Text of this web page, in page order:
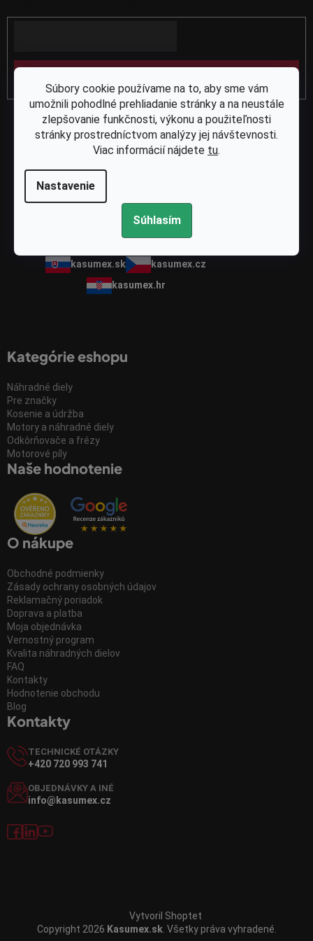
Súbory cookie používame na to, aby sme vám
umožnili pohodlné prehliadanie stránky a na neustále
zlepšovanie funkčnosti, výkonu a použiteľnosti
stránky prostredníctvom analýzy jej návštevnosti.
Viac informácií nájdete tu.
Nastavenie
Súhlasím
t
Spoločnosť Kasumex je vaším spoľahlivým partnerom pre
náhradné diely na píly, krovinorezy, kosačky a ďalšiu záhradnú a
kasumex.sk
kasumex.cz
kasumex.hr
Kategórie eshopu
Náhradné diely
Pre značky
Kosenie a údržba
Motory a náhradné diely
Odkôrňovače a frézy
Motorové píly
Naše hodnotenie
O nákupe
Obchodné podmienky
Zásady ochrany osobných údajov
Reklamačný poriadok
Doprava a platba
Moja objednávka
Vernostný program
Kvalita náhradných dielov
FAQ
Kontakty
Hodnotenie obchodu
Blog
Kontakty
TECHNICKÉ OTÁZKY
+420 720 993 741
OBJEDNÁVKY A INÉ
info@kasumex.cz
Vytvoril Shoptet
Copyright 2026 Kasumex.sk. Všetky práva vyhradené.